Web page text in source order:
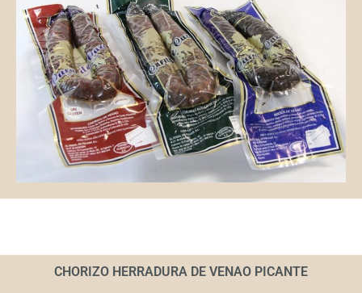
CHORIZO HERRADURA DE VENAO PICANTE